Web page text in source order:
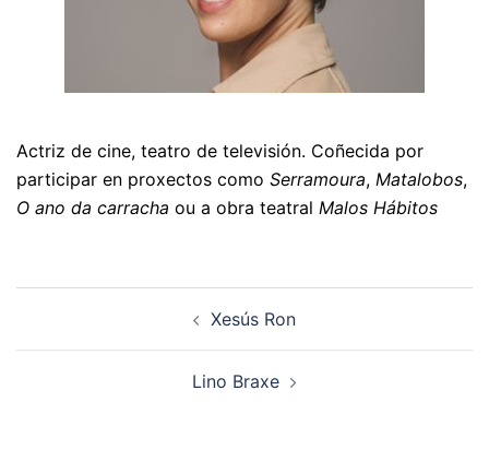
Actriz de cine, teatro de televisión. Coñecida por
participar en proxectos como Serramoura, Matalobos,
O ano da carracha ou a obra teatral Malos Hábitos
Xesús Ron
Lino Braxe